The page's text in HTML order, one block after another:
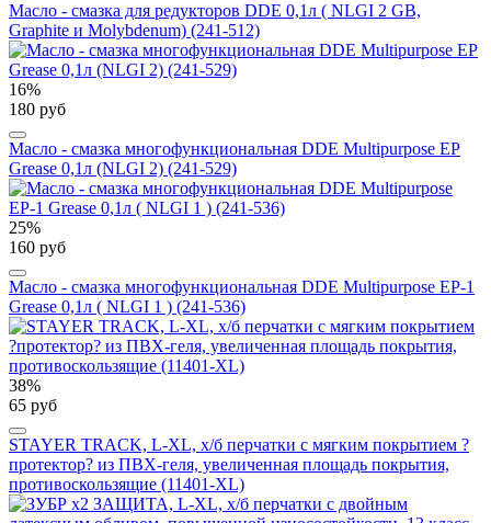
Масло - смазка для редукторов DDE 0,1л ( NLGI 2 GB,
Graphite и Molybdenum) (241-512)
16%
180 руб
Масло - смазка многофункциональная DDE Multipurpose ЕР
Grease 0,1л (NLGI 2) (241-529)
25%
160 руб
Масло - смазка многофункциональная DDE Multipurpose ЕР-1
Grease 0,1л ( NLGI 1 ) (241-536)
38%
65 руб
STAYER TRACK, L-XL, х/б перчатки с мягким покрытием ?
протектор? из ПВХ-геля, увеличенная площадь покрытия,
противоскользящие (11401-XL)